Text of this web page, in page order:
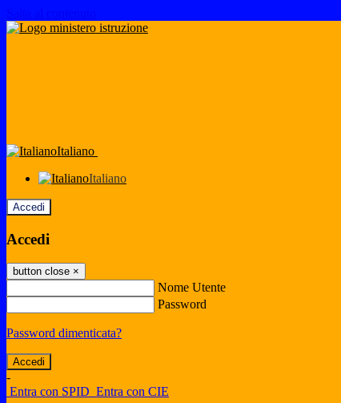
Italiano
Italiano
Accedi
Accedi
button close ×
Nome Utente
Password
Password dimenticata?
-
Entra con SPID Entra con CIE